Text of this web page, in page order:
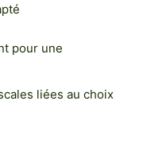
pour une
liées au choix